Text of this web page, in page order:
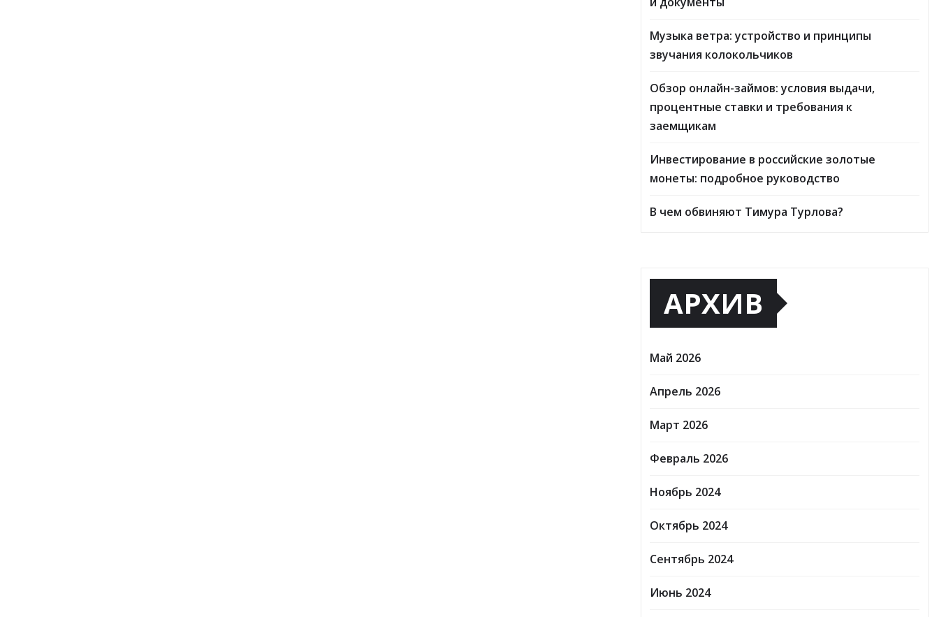
Музыка ветра: устройство и принципы
звучания колокольчиков
Обзор онлайн-займов: условия выдачи,
процентные ставки и требования к
заемщикам
Инвестирование в российские золотые
монеты: подробное руководство
В чем обвиняют Тимура Турлова?
АРХИВ
Май 2026
Апрель 2026
Март 2026
Февраль 2026
Ноябрь 2024
Октябрь 2024
Сентябрь 2024
Июнь 2024